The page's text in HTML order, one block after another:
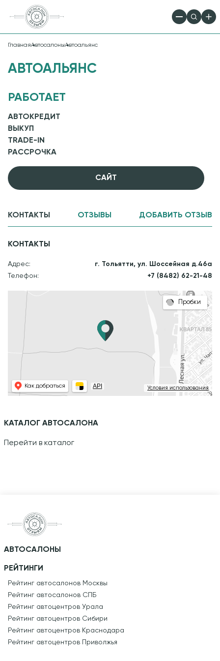
ГлавнаяАвтосалоныАвтоальянс
АВТОАЛЬЯНС
РАБОТАЕТ
АВТОКРЕДИТ
ВЫКУП
TRADE-IN
РАССРОЧКА
CАЙТ
КОНТАКТЫ ОТЗЫВЫ ДОБАВИТЬ ОТЗЫВ
КОНТАКТЫ
Адрес:
г. Тольятти, ул. Шоссейная д.46а
Телефон:
+7 (8482) 62-21-48
Условия использования
Как добраться API
Пробки
КАТАЛОГ АВТОСАЛОНА
Перейти в каталог
АВТОСАЛОНЫ
РЕЙТИНГИ
Рейтинг автосалонов Москвы
Рейтинг автосалонов СПБ
Рейтинг автоцентров Урала
Рейтинг автоцентров Сибири
Рейтинг автоцентров Краснодара
Рейтинг автоцентров Приволжья